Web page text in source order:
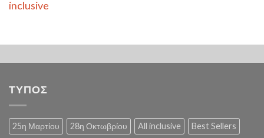
inclusive
ΤΥΠΟΣ
25η Μαρτίου 28η Οκτωβρίου All inclusive Best Sellers